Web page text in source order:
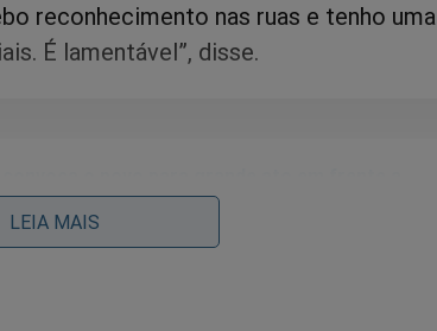
reconhecimento nas ruas e tenho uma
É lamentável”, disse.
vídeo)
LEIA MAIS